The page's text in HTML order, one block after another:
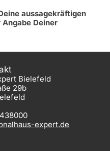
aussagekräftigen
Deiner
Bielefeld
29b
expert.de